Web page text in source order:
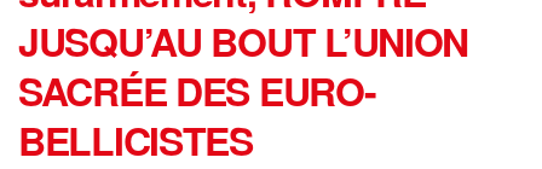
JUSQU’AU BOUT L’UNION
SACRÉE DES EURO-
BELLICISTES